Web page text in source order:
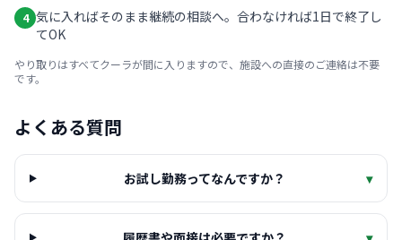
4 気に入ればそのまま継続の相談へ。合わなければ1日で終了し
てOK
やり取りはすべてクーラが間に入りますので、施設への直接のご連絡は不要
です。
よくある質問
お試し勤務ってなんですか？ ▾